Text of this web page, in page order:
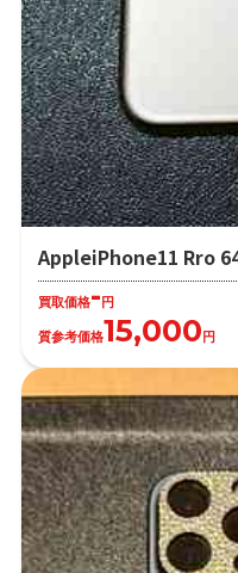
AppleiPhone11 Rro
買取価格- 円
質参考価格15,000 円